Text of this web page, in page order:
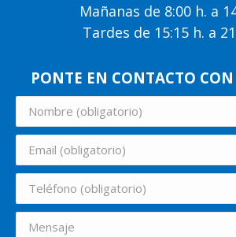
Mañanas de 8:00 h. a
Tardes de 15:15 h. a
PONTE EN CONTACTO